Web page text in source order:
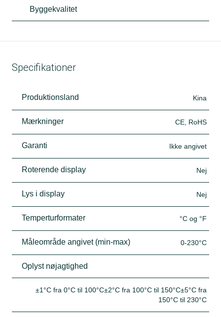
Byggekvalitet
Specifikationer
Produktionsland Kina
Mærkninger CE, RoHS
Garanti Ikke angivet
Roterende display Nej
Lys i display Nej
Temperturformater °C og °F
Måleområde angivet (min-max) 0-230°C
Oplyst nøjagtighed
±1°C fra 0°C til 100°C±2°C fra 100°C til 150°C±5°C fra
150°C til 230°C